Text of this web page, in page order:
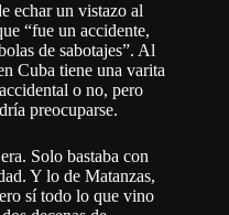
echar un vistazo al
“fue un accidente,
de sabotajes”. Al
Cuba tiene una varita
o no, pero
preocuparse.
Solo bastaba con
Y lo de Matanzas,
sí todo lo que vino